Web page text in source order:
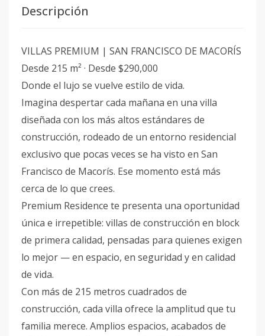
Descripción
VILLAS PREMIUM | SAN FRANCISCO DE MACORÍS
Desde 215 m² · Desde $290,000
Donde el lujo se vuelve estilo de vida.
Imagina despertar cada mañana en una villa
diseñada con los más altos estándares de
construcción, rodeado de un entorno residencial
exclusivo que pocas veces se ha visto en San
Francisco de Macorís. Ese momento está más
cerca de lo que crees.
Premium Residence te presenta una oportunidad
única e irrepetible: villas de construcción en block
de primera calidad, pensadas para quienes exigen
lo mejor — en espacio, en seguridad y en calidad
de vida.
Con más de 215 metros cuadrados de
construcción, cada villa ofrece la amplitud que tu
familia merece. Amplios espacios, acabados de